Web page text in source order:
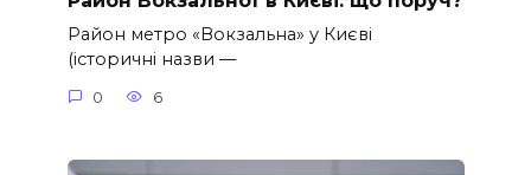
Район метро «Вокзальна» у Києві
(історичні назви —
0 6